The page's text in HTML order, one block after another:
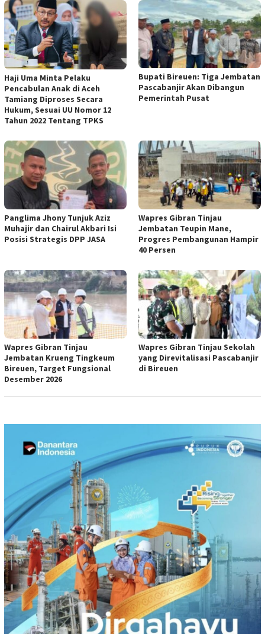
Haji Uma Minta Pelaku
Pencabulan Anak di Aceh
Tamiang Diproses Secara
Hukum, Sesuai UU Nomor 12
Tahun 2022 Tentang TPKS
Bupati Bireuen: Tiga Jembatan
Pascabanjir Akan Dibangun
Pemerintah Pusat
Panglima Jhony Tunjuk Aziz
Muhajir dan Chairul Akbari Isi
Posisi Strategis DPP JASA
Wapres Gibran Tinjau
Jembatan Teupin Mane,
Progres Pembangunan Hampir
40 Persen
Wapres Gibran Tinjau
Jembatan Krueng Tingkeum
Bireuen, Target Fungsional
Desember 2026
Wapres Gibran Tinjau Sekolah
yang Direvitalisasi Pascabanjir
di Bireuen